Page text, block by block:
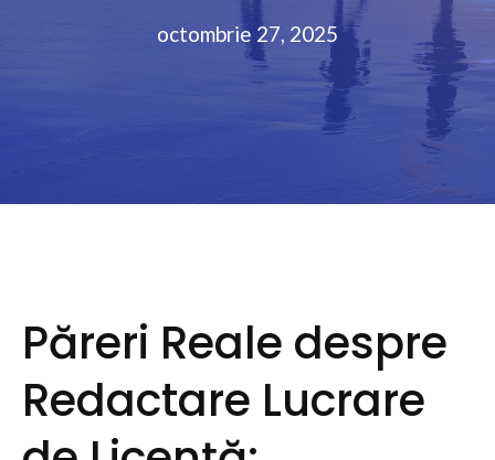
octombrie 27, 2025
Păreri Reale despre
Redactare Lucrare